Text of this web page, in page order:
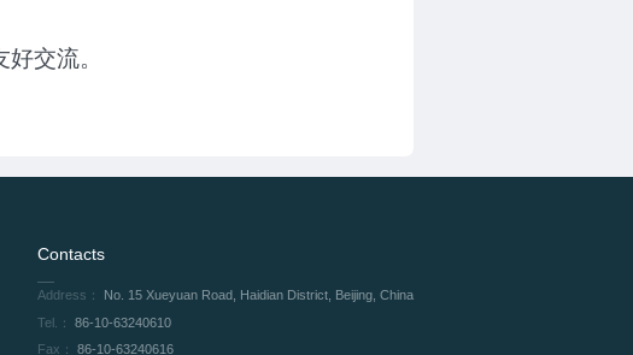
交流。
Contacts
Address：
No. 15 Xueyuan Road, Haidian District, Beijing, China
Tel.：
86-10-63240610
Fax：
86-10-63240616